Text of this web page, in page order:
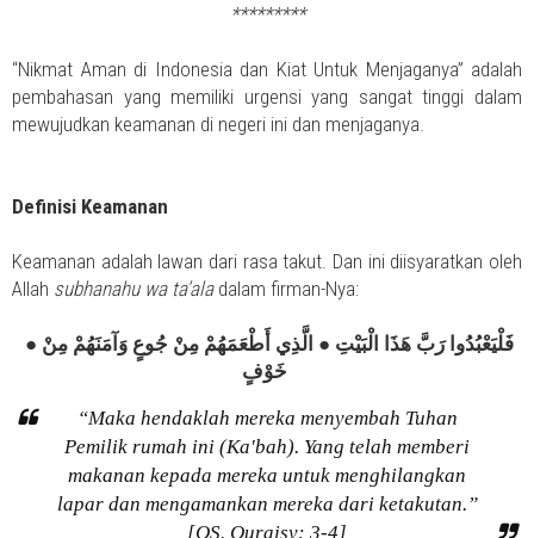
*********
“Nikmat Aman di Indonesia dan Kiat Untuk Menjaganya” adalah
pembahasan yang memiliki urgensi yang sangat tinggi dalam
mewujudkan keamanan di negeri ini dan menjaganya.
Definisi Keamanan
Keamanan adalah lawan dari rasa takut. Dan ini diisyaratkan oleh
Allah subhanahu wa ta’ala dalam firman-Nya:
● فَلْيَعْبُدُوا رَبَّ هَذَا الْبَيْتِ ● الَّذِي أَطْعَمَهُمْ مِنْ جُوعٍ وَآمَنَهُمْ مِنْ
“Maka hendaklah mereka menyembah Tuhan
Pemilik rumah ini (Ka'bah). Yang telah memberi
makanan kepada mereka untuk menghilangkan
lapar dan mengamankan mereka dari ketakutan.”
[QS. Quraisy: 3-4]